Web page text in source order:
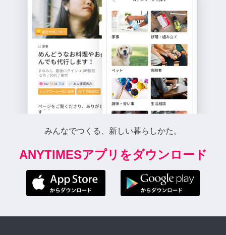
みんなでつくる、新しい暮らしかた。
ANYTIMESアプリをダウンロード